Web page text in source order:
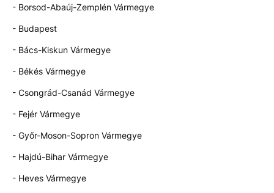
- Borsod-Abaúj-Zemplén Vármegye
- Budapest
- Bács-Kiskun Vármegye
- Békés Vármegye
- Csongrád-Csanád Vármegye
- Fejér Vármegye
- Győr-Moson-Sopron Vármegye
- Hajdú-Bihar Vármegye
- Heves Vármegye